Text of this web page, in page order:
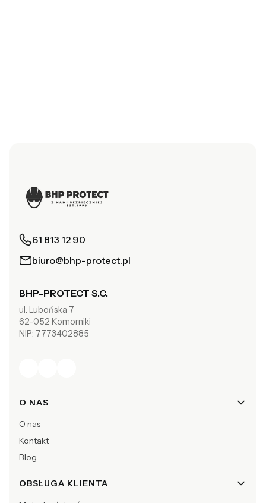
61 813 12 90
biuro@bhp-protect.pl
BHP-PROTECT S.C.
ul. Lubońska 7
62-052 Komorniki
NIP: 7773402885
Linki w stopce
O NAS
O nas
Kontakt
Blog
OBSŁUGA KLIENTA